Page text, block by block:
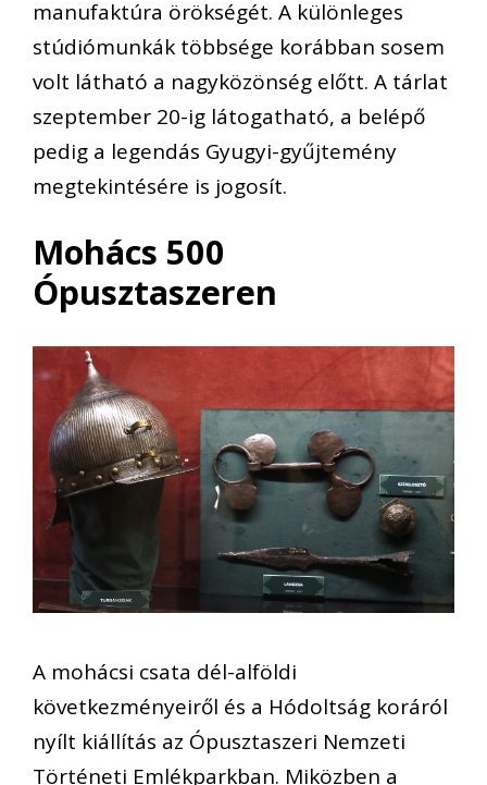
manufaktúra örökségét. A különleges
stúdiómunkák többsége korábban sosem
volt látható a nagyközönség előtt. A tárlat
szeptember 20-ig látogatható, a belépő
pedig a legendás Gyugyi-gyűjtemény
megtekintésére is jogosít.
Mohács 500
Ópusztaszeren
A mohácsi csata dél-alföldi
következményeiről és a Hódoltság koráról
nyílt kiállítás az Ópusztaszeri Nemzeti
Történeti Emlékparkban. Miközben a